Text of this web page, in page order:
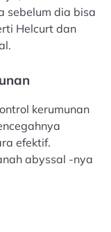
sebelum dia bisa
Helcurt dan
kerumunan
efektif.
abyssal -nya